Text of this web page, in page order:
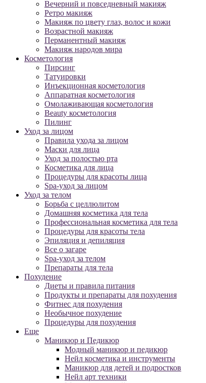
Вечерний и повседневный макияж
Ретро макияж
Макияж по цвету глаз, волос и кожи
Возрастной макияж
Перманентный макияж
Макияж народов мира
Косметология
Пирсинг
Татуировки
Инъекционная косметология
Аппаратная косметология
Омолаживающая косметология
Beauty косметология
Пилинг
Уход за лицом
Правила ухода за лицом
Маски для лица
Уход за полостью рта
Косметика для лица
Процедуры для красоты лица
Spa-уход за лицом
Уход за телом
Борьба с целлюлитом
Домашняя косметика для тела
Профессиональная косметика для тела
Процедуры для красоты тела
Эпиляция и депиляция
Все о загаре
Spa-уход за телом
Препараты для тела
Похудение
Диеты и правила питания
Продукты и препараты для похудения
Фитнес для похудения
Необычное похудение
Процедуры для похудения
Еще
Маникюр и Педикюр
Модный маникюр и педикюр
Нейл косметика и инструменты
Маникюр для детей и подростков
Нейл арт техники